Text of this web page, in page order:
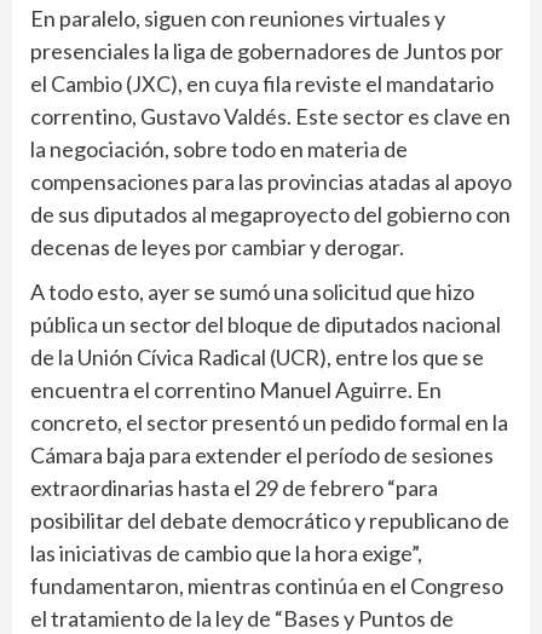
En paralelo, siguen con reuniones virtuales y
presenciales la liga de gobernadores de Juntos por
el Cambio (JXC), en cuya fila reviste el mandatario
correntino, Gustavo Valdés. Este sector es clave en
la negociación, sobre todo en materia de
compensaciones para las provincias atadas al apoyo
de sus diputados al megaproyecto del gobierno con
decenas de leyes por cambiar y derogar.
A todo esto, ayer se sumó una solicitud que hizo
pública un sector del bloque de diputados nacional
de la Unión Cívica Radical (UCR), entre los que se
encuentra el correntino Manuel Aguirre. En
concreto, el sector presentó un pedido formal en la
Cámara baja para extender el período de sesiones
extraordinarias hasta el 29 de febrero “para
posibilitar del debate democrático y republicano de
las iniciativas de cambio que la hora exige”,
fundamentaron, mientras continúa en el Congreso
el tratamiento de la ley de “Bases y Puntos de